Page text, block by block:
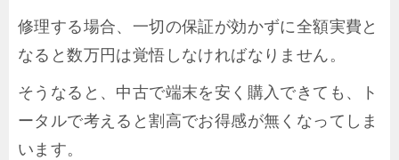
修理する場合、一切の保証が効かずに全額実費と
なると数万円は覚悟しなければなりません。
そうなると、中古で端末を安く購入できても、ト
ータルで考えると割高でお得感が無くなってしま
います。